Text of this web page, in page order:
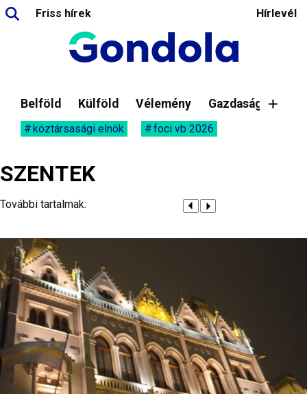
Friss hírek Hírlevél
Belföld Külföld Vélemény Gazdaság
köztársasági elnök foci vb 2026
SZENTEK
További tartalmak: